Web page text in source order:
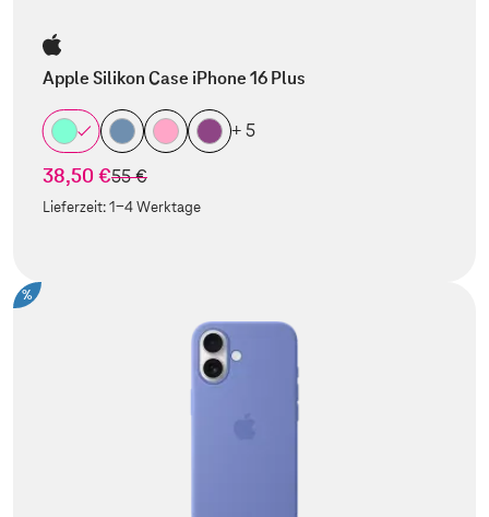
Apple Silikon Case iPhone 16 Plus
+ 5
38,50 €statt
55 €
Lieferzeit:1-4 Werktage
%